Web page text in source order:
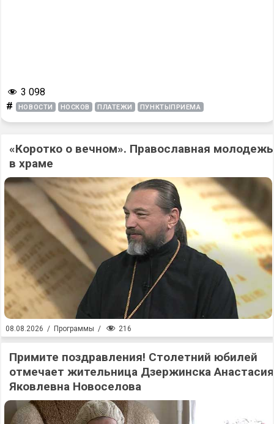
3 098
# НОВОСТИ НОСКОВ ПЛАТЕЖИ ПУНКТЫПРИЕМА
«Коротко о вечном». Православная молодежь
в храме
08.08.2026 / Программы / 216
Примите поздравления! Столетний юбилей
отмечает жительница Дзержинска Анастасия
Яковлевна Новоселова